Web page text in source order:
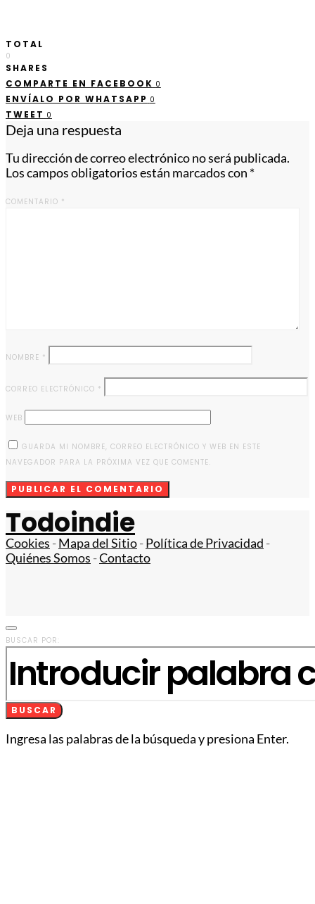
TOTAL
0
SHARES
COMPARTE EN FACEBOOK 0
ENVÍALO POR WHATSAPP 0
TWEET 0
Deja una respuesta
Tu dirección de correo electrónico no será publicada.
Los campos obligatorios están marcados con *
COMENTARIO *
NOMBRE *
CORREO ELECTRÓNICO *
WEB
GUARDA MI NOMBRE, CORREO ELECTRÓNICO Y WEB EN ESTE
NAVEGADOR PARA LA PRÓXIMA VEZ QUE COMENTE.
Todoindie
Cookies -Mapa del Sitio-Política de Privacidad -
Quiénes Somos -Contacto
BUSCAR POR:
BUSCAR
Ingresa las palabras de la búsqueda y presiona Enter.